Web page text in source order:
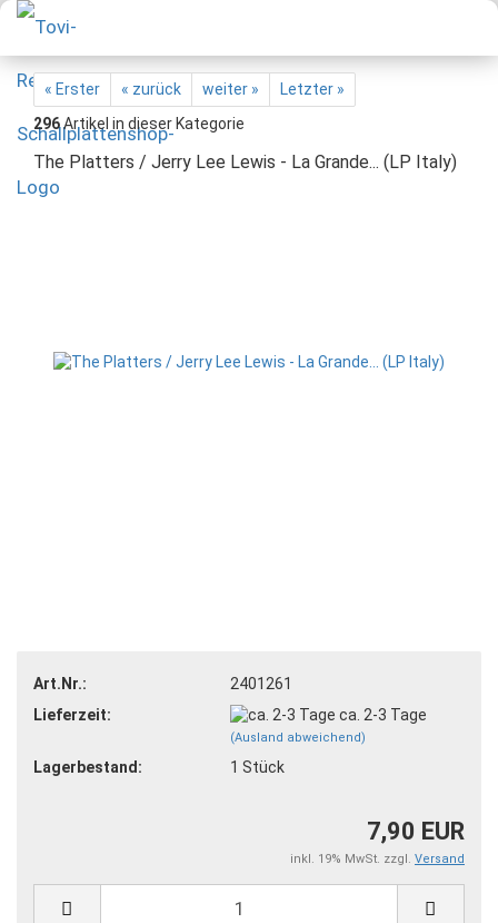
« Erster « zurück weiter »
Letzter »
296Artikel in dieser Kategorie
The Platters / Jerry Lee Lewis - La Grande... (LP Italy)
Art.Nr.:
2401261
Lieferzeit:
ca. 2-3 Tage
(Ausland abweichend)
Lagerbestand: 1 Stück
7,90 EUR
inkl. 19% MwSt. zzgl. Versand